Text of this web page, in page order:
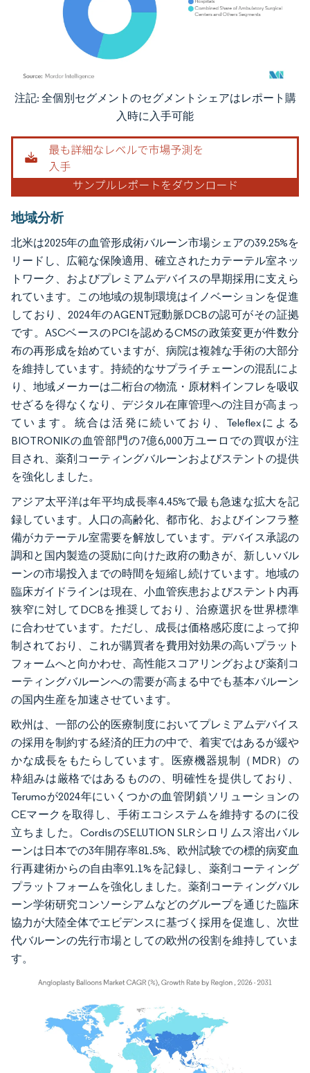
画像 © Mordor Intelligence。再利用にはCC BY 4.0の表示が必要です。
注記: 全個別セグメントのセグメントシェアはレポート購
入時に入手可能
地域分析
北米は2025年の血管形成術バルーン市場シェアの39.25%を
リードし、広範な保険適用、確立されたカテーテル室ネッ
トワーク、およびプレミアムデバイスの早期採用に支えら
れています。この地域の規制環境はイノベーションを促進
しており、2024年のAGENT冠動脈DCBの認可がその証拠
です。ASCベースのPCIを認めるCMSの政策変更が件数分
布の再形成を始めていますが、病院は複雑な手術の大部分
を維持しています。持続的なサプライチェーンの混乱によ
り、地域メーカーは二桁台の物流・原材料インフレを吸収
せざるを得なくなり、デジタル在庫管理への注目が高まっ
ています。統合は活発に続いており、Teleflexによる
BIOTRONIKの血管部門の7億6,000万ユーロでの買収が注
目され、薬剤コーティングバルーンおよびステントの提供
を強化しました。
アジア太平洋は年平均成長率4.45%で最も急速な拡大を記
録しています。人口の高齢化、都市化、およびインフラ整
備がカテーテル室需要を解放しています。デバイス承認の
調和と国内製造の奨励に向けた政府の動きが、新しいバル
ーンの市場投入までの時間を短縮し続けています。地域の
臨床ガイドラインは現在、小血管疾患およびステント内再
狭窄に対してDCBを推奨しており、治療選択を世界標準
に合わせています。ただし、成長は価格感応度によって抑
制されており、これが購買者を費用対効果の高いプラット
フォームへと向かわせ、高性能スコアリングおよび薬剤コ
ーティングバルーンへの需要が高まる中でも基本バルーン
の国内生産を加速させています。
欧州は、一部の公的医療制度においてプレミアムデバイス
の採用を制約する経済的圧力の中で、着実ではあるが緩や
かな成長をもたらしています。医療機器規制（MDR）の
枠組みは厳格ではあるものの、明確性を提供しており、
Terumoが2024年にいくつかの血管閉鎖ソリューションの
CEマークを取得し、手術エコシステムを維持するのに役
立ちました。CordisのSELUTION SLRシロリムス溶出バル
ーンは日本での3年開存率81.5%、欧州試験での標的病変血
行再建術からの自由率91.1%を記録し、薬剤コーティング
プラットフォームを強化しました。薬剤コーティングバル
ーン学術研究コンソーシアムなどのグループを通じた臨床
協力が大陸全体でエビデンスに基づく採用を促進し、次世
代バルーンの先行市場としての欧州の役割を維持していま
す。